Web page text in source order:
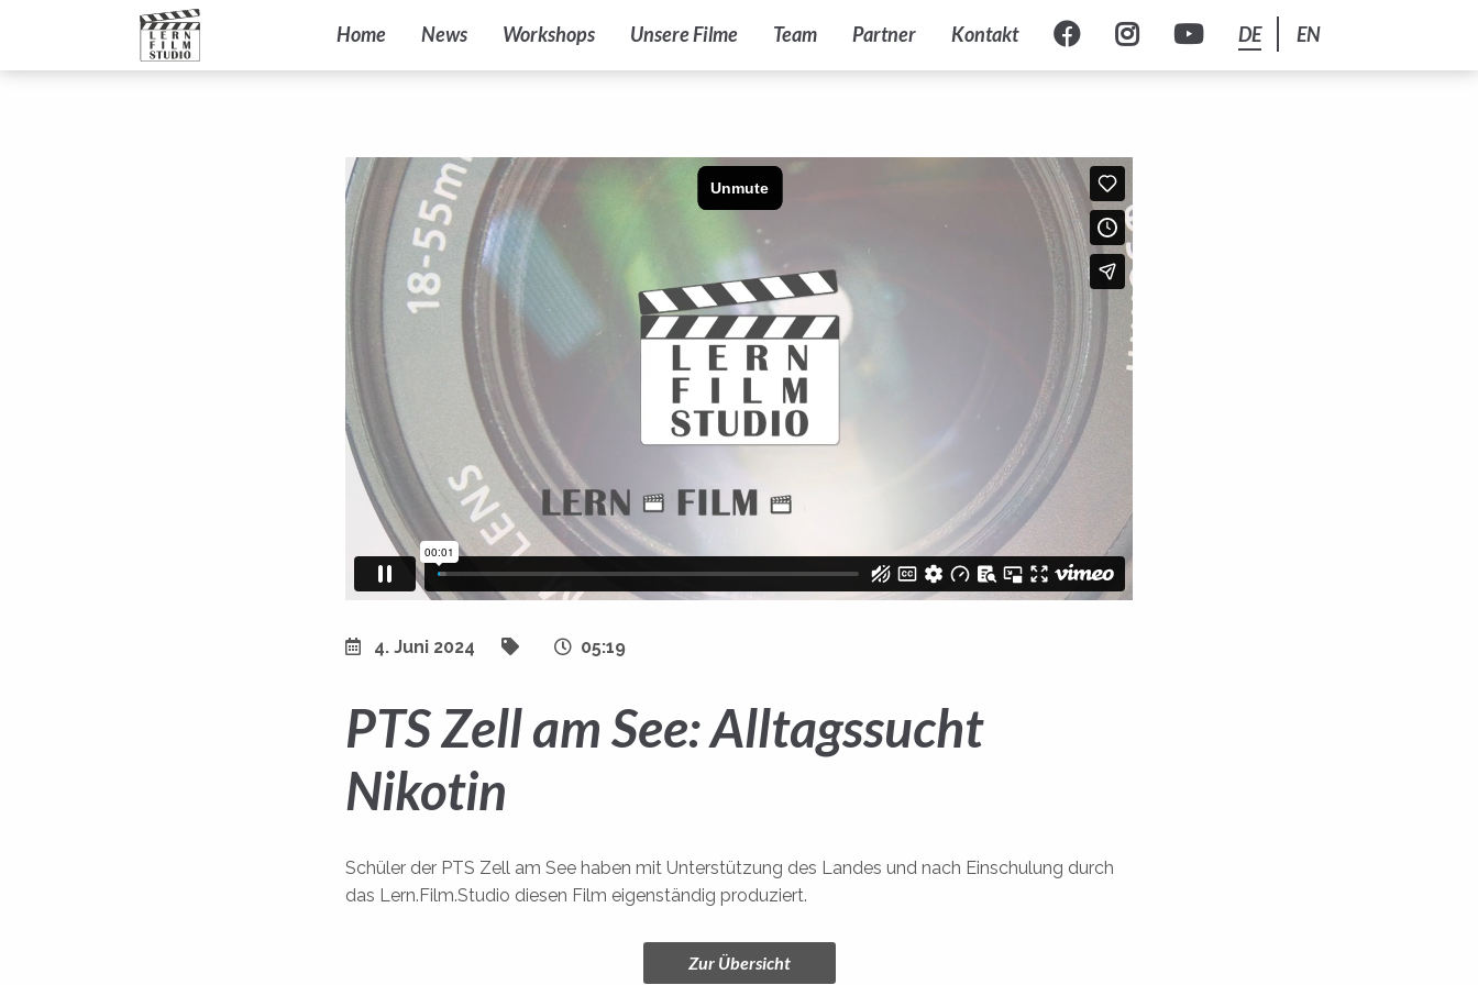
Home News Workshops Unsere Filme Team Partner Kontakt DE EN
Schüler der PTS Zell am See haben mit Unterstützung des Landes und nach Einschulung durch
das Lern.Film.Studio diesen Film eigenständig produziert.
Zur Übersicht
4. Juni 2024 05:19
PTS Zell am See: Alltagssucht
Nikotin